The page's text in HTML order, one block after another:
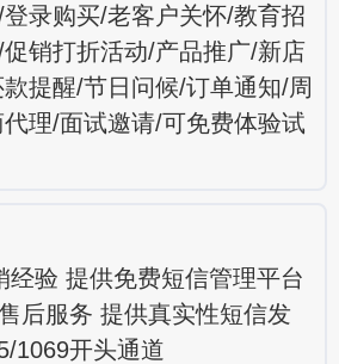
录购买/老客户关怀/教育招
销打折活动/产品推广/新店
提醒/节日问候/订单通知/周
理/面试邀请/可免费体验试
经验 提供免费短信管理平台
后服务 提供真实性短信发
1069开头通道